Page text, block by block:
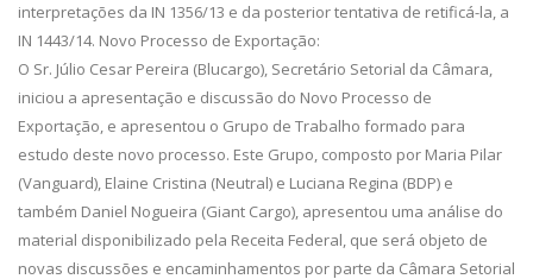
interpretações da IN 1356/13 e da posterior tentativa de retificá-la, a
IN 1443/14. Novo Processo de Exportação:
O Sr. Júlio Cesar Pereira (Blucargo), Secretário Setorial da Câmara,
iniciou a apresentação e discussão do Novo Processo de
Exportação, e apresentou o Grupo de Trabalho formado para
estudo deste novo processo. Este Grupo, composto por Maria Pilar
(Vanguard), Elaine Cristina (Neutral) e Luciana Regina (BDP) e
também Daniel Nogueira (Giant Cargo), apresentou uma análise do
material disponibilizado pela Receita Federal, que será objeto de
novas discussões e encaminhamentos por parte da Câmara Setorial